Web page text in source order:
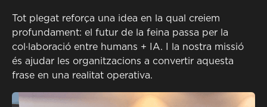
Tot plegat reforça una idea en la qual creiem
profundament: el futur de la feina passa per la
col·laboració entre humans + IA. I la nostra missió
és ajudar les organitzacions a convertir aquesta
frase en una realitat operativa.